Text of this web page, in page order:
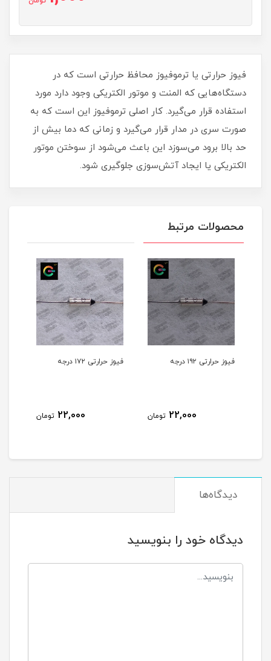
فیوز حرارتی یا ترموفیوز محافظ حرارتی است که در
دستگاه‌هایی که المنت و موتور الکتریکی وجود دارد مورد
استفاده قرار می‌گیرد. کار اصلی ترموفیوز این است که به
صورت سری در مدار قرار می‌گیرد و زمانی که دما بیش از
حد بالا برود می‌سوزد این باعث می‌شود از سوختن موتور
الکتریکی یا ایجاد آتش‌سوزی جلوگیری شود.
محصولات مرتبط
فیوز حرارتی ۱۷۲ درجه
22,000
فیوز حرارتی ۲۲۷ درجه
22,000
دیدگاه‌ها
دیدگاه خود را بنویسید